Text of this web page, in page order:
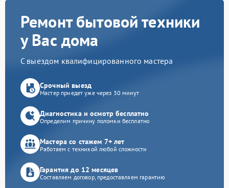
Ремонт бытовой техники
у Вас дома
С выездом квалифицированного мастера
Срочный выезд
Мастер приедет уже через 30 минут
Диагностика и осмотр бесплатно
Определим причину поломки бесплатно
Мастера со стажем 7+ лет
Работаем с техникой любой сложности
Гарантия до 12 месяцев
Составляем договор, предоставляем гарантию